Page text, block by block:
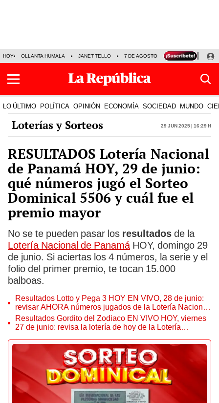
HOY OLLANTA HUMALA JANET TELLO 7 DE AGOSTO TINKA RESULTADOS
LO ÚLTIMO POLÍTICA OPINIÓN ECONOMÍA SOCIEDAD MUNDO
Loterías y Sorteos 29 Jun 2025 | 16:29 h
RESULTADOS Lotería Nacional
de Panamá HOY, 29 de junio:
qué números jugó el Sorteo
Dominical 5506 y cuál fue el
premio mayor
No se te pueden pasar los resultados de la
Lotería Nacional de PanamáHOY, domingo 29
de junio. Si aciertas los 4 números, la serie y el
folio del primer premio, te tocan 15.000
balboas.
Resultados Lotto y Pega 3 HOY EN VIVO, 28 de junio:
revisar AHORA números jugados de la Lotería Nacional
de Panamá
Resultados Gordito del Zodiaco EN VIVO HOY, viernes
27 de junio: revisa la lotería de hoy de la Lotería